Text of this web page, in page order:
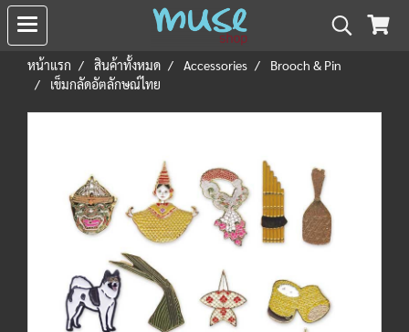
หน้าแรก สินค้าทั้งหมด Accessories
Brooch & Pin
เข็มกลัดอัตลักษณ์ไทย